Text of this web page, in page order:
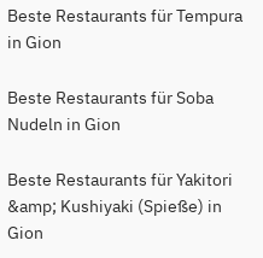
Beste Restaurants für Tempura
in Gion
Beste Restaurants für Soba
Nudeln in Gion
Beste Restaurants für Yakitori
&amp; Kushiyaki (Spieße) in
Gion